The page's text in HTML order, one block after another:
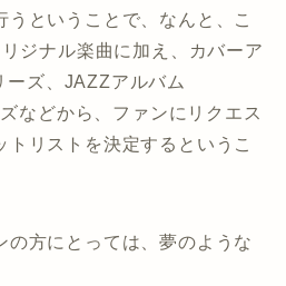
うということで、なんと、こ
ジナル楽曲に加え、カバーア
ズ、JAZZアルバム
などから、ファンにリクエス
トリストを決定するというこ
の方にとっては、夢のような